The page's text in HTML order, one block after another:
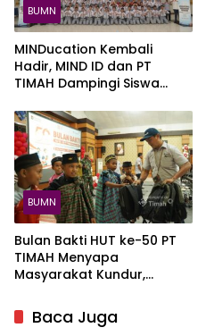
BUMN
MINDucation Kembali
Hadir, MIND ID dan PT
TIMAH Dampingi Siswa
Impian
BUMN
Bulan Bakti HUT ke-50 PT
TIMAH Menyapa
Masyarakat Kundur,
yang Menyentuh Langsung
Warga
Baca Juga